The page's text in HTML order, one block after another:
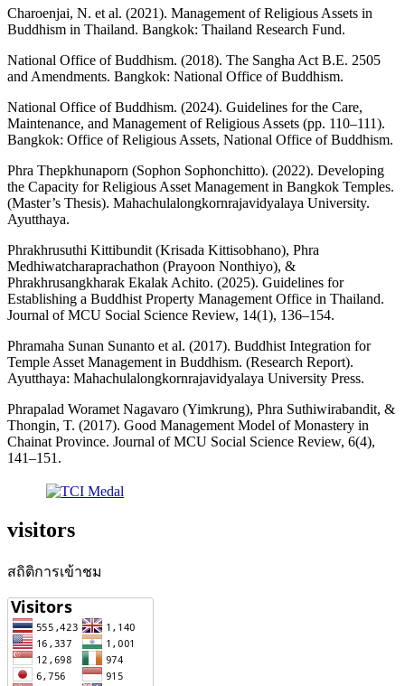
Charoenjai, N. et al. (2021). Management of Religious Assets in
Buddhism in Thailand. Bangkok: Thailand Research Fund.
National Office of Buddhism. (2018). The Sangha Act B.E. 2505
and Amendments. Bangkok: National Office of Buddhism.
National Office of Buddhism. (2024). Guidelines for the Care,
Maintenance, and Management of Religious Assets (pp. 110–111).
Bangkok: Office of Religious Assets, National Office of Buddhism.
Phra Thepkhunaporn (Sophon Sophonchitto). (2022). Developing
the Capacity for Religious Asset Management in Bangkok Temples.
(Master’s Thesis). Mahachulalongkornrajavidyalaya University.
Ayutthaya.
Phrakhrusuthi Kittibundit (Krisada Kittisobhano), Phra
Medhiwatcharaprachathon (Prayoon Nonthiyo), &
Phrakhrusangkharak Ekalak Achito. (2025). Guidelines for
Establishing a Buddhist Property Management Office in Thailand.
Journal of MCU Social Science Review, 14(1), 136–154.
Phramaha Sunan Sunanto et al. (2017). Buddhist Integration for
Temple Asset Management in Buddhism. (Research Report).
Ayutthaya: Mahachulalongkornrajavidyalaya University Press.
Phrapalad Woramet Nagavaro (Yimkrung), Phra Suthiwirabandit, &
Thongin, T. (2017). Good Management Model of Monastery in
Chainat Province. Journal of MCU Social Science Review, 6(4),
141–151.
visitors
สถิติการเข้าชม